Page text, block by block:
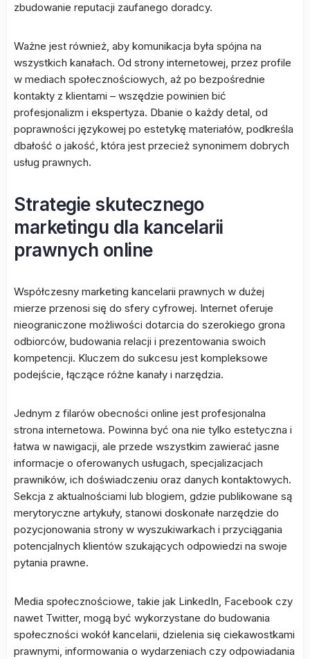
zbudowanie reputacji zaufanego doradcy.
Ważne jest również, aby komunikacja była spójna na
wszystkich kanałach. Od strony internetowej, przez profile
w mediach społecznościowych, aż po bezpośrednie
kontakty z klientami – wszędzie powinien bić
profesjonalizm i ekspertyza. Dbanie o każdy detal, od
poprawności językowej po estetykę materiałów, podkreśla
dbałość o jakość, która jest przecież synonimem dobrych
usług prawnych.
Strategie skutecznego
marketingu dla kancelarii
prawnych online
Współczesny marketing kancelarii prawnych w dużej
mierze przenosi się do sfery cyfrowej. Internet oferuje
nieograniczone możliwości dotarcia do szerokiego grona
odbiorców, budowania relacji i prezentowania swoich
kompetencji. Kluczem do sukcesu jest kompleksowe
podejście, łączące różne kanały i narzędzia.
Jednym z filarów obecności online jest profesjonalna
strona internetowa. Powinna być ona nie tylko estetyczna i
łatwa w nawigacji, ale przede wszystkim zawierać jasne
informacje o oferowanych usługach, specjalizacjach
prawników, ich doświadczeniu oraz danych kontaktowych.
Sekcja z aktualnościami lub blogiem, gdzie publikowane są
merytoryczne artykuły, stanowi doskonałe narzędzie do
pozycjonowania strony w wyszukiwarkach i przyciągania
potencjalnych klientów szukających odpowiedzi na swoje
pytania prawne.
Media społecznościowe, takie jak LinkedIn, Facebook czy
nawet Twitter, mogą być wykorzystane do budowania
społeczności wokół kancelarii, dzielenia się ciekawostkami
prawnymi, informowania o wydarzeniach czy odpowiadania